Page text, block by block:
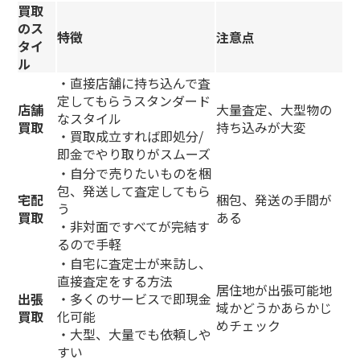
買取
のス
タイ
ル
特徴 注意点
店舗
買取
・直接店舗に持ち込んで査
定してもらうスタンダード
なスタイル
・買取成立すれば即処分/
即金でやり取りがスムーズ
大量査定、大型物の
持ち込みが大変
宅配
買取
・自分で売りたいものを梱
包、発送して査定してもら
う
・非対面ですべてが完結す
るので手軽
梱包、発送の手間が
ある
出張
買取
・自宅に査定士が来訪し、
直接査定をする方法
・多くのサービスで即現金
化可能
・大型、大量でも依頼しや
すい
居住地が出張可能地
域かどうかあらかじ
めチェック